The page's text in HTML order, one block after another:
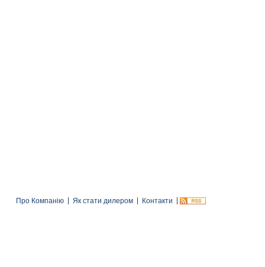
Про Компанію Як стати дилером Контакти